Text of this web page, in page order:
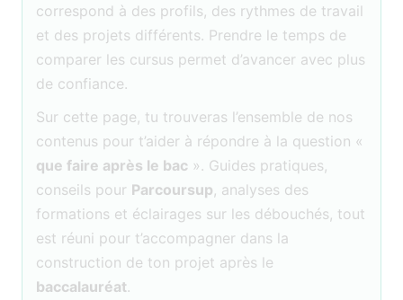
correspond à des profils, des rythmes de travail
et des projets différents. Prendre le temps de
comparer les cursus permet d’avancer avec plus
de confiance.
Sur cette page, tu trouveras l’ensemble de nos
contenus pour t’aider à répondre à la question «
que faire après le bac ». Guides pratiques,
conseils pour Parcoursup, analyses des
formations et éclairages sur les débouchés, tout
est réuni pour t’accompagner dans la
construction de ton projet après le
baccalauréat.